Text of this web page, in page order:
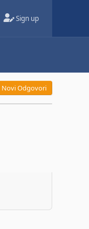
Sign up
Novi Odgovori